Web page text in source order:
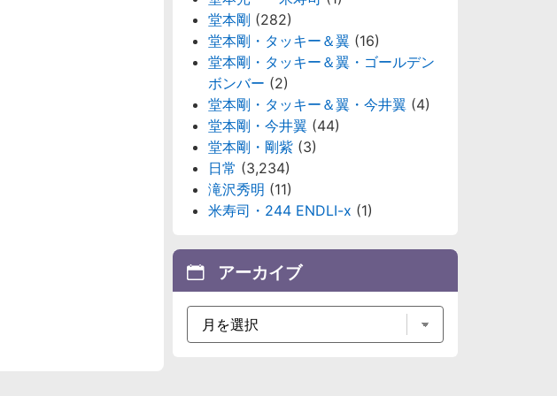
堂本剛 (282)
堂本剛・タッキー＆翼 (16)
堂本剛・タッキー＆翼・ゴールデン
ボンバー (2)
堂本剛・タッキー＆翼・今井翼 (4)
堂本剛・今井翼 (44)
堂本剛・剛紫 (3)
日常 (3,234)
滝沢秀明 (11)
米寿司・244 ENDLI-x (1)
アーカイブ